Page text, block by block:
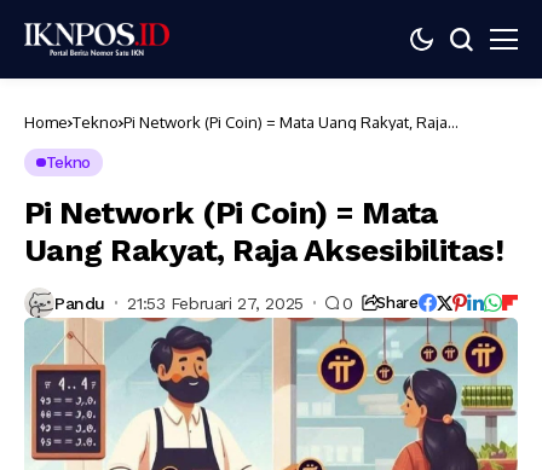
Home Tekno Pi Network (Pi Coin) = Mata Uang Rakyat, Raja
Tekno
Pi Network (Pi Coin) = Mata
Uang Rakyat, Raja Aksesibilitas!
Pandu 21:53 Februari 27, 2025 0 Share